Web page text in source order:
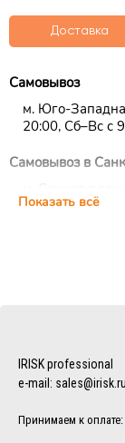
Доставка
Самовывоз
м. Юго-
20:00, Сб–Вс с
Самовывоз в
цокольный
Доставка
службы EMS или
Также можно
линии, Байкал-
Показать всё
IRISK professional
e-mail: sales@irisk.ru
Принимаем к оплате: